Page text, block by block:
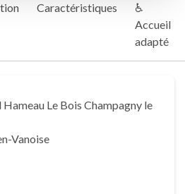
Caractéristiques
♿
Accueil
adapté
Le Bois Champagny le
Vanoise